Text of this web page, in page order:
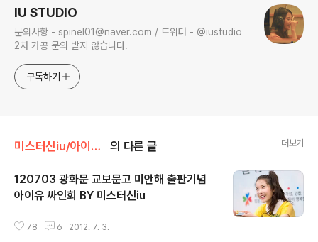
IU STUDIO
문의사항 - spinel01@naver.com / 트위터 - @iustudio
2차 가공 문의 받지 않습니다.
구독하기
미스터신iu/아이유 직찍 의 다른 글 더보기
120703 광화문 교보문고 미안해 출판기념
아이유 싸인회 BY 미스터신iu
78 6 2012. 7. 3.